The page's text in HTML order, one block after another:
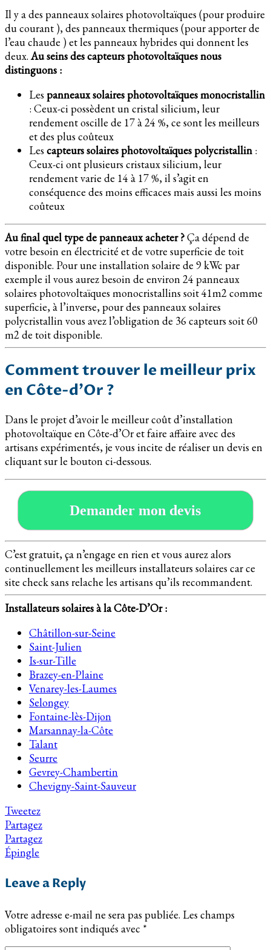
Il y a des panneaux solaires photovoltaïques (pour produire
du courant ), des panneaux thermiques (pour apporter de
l’eau chaude ) et les panneaux hybrides qui donnent les
deux.Au seins des capteurs photovoltaïques nous
distinguons :
Les panneaux solaires photovoltaïques monocristallin
: Ceux-ci possèdent un cristal silicium, leur
rendement oscille de 17 à 24 %, ce sont les meilleurs
et des plus coûteux
Les capteurs solaires photovoltaïques polycristallin :
Ceux-ci ont plusieurs cristaux silicium, leur
rendement varie de 14 à 17 %, il s’agit en
conséquence des moins efficaces mais aussi les moins
coûteux
Au final quel type de panneaux acheter ?Ça dépend de
votre besoin en électricité et de votre superficie de toit
disponible. Pour une installation solaire de 9 kWc par
exemple il vous aurez besoin de environ 24 panneaux
solaires photovoltaïques monocristallins soit 41m2 comme
superficie, à l’inverse, pour des panneaux solaires
polycristallin vous avez l’obligation de 36 capteurs soit 60
m2 de toit disponible.
Comment trouver le meilleur prix
en Côte-d’Or ?
Dans le projet d’avoir le meilleur coût d’installation
photovoltaïque en Côte-d’Or et faire affaire avec des
artisans expérimentés, je vous incite de réaliser un devis en
cliquant sur le bouton ci-dessous.
Demander mon devis
C’est gratuit, ça n’engage en rien et vous aurez alors
continuellement les meilleurs installateurs solaires car ce
site check sans relache les artisans qu’ils recommandent.
Installateurs solaires à laCôte-D’Or:
Châtillon-sur-Seine
Saint-Julien
Is-sur-Tille
Brazey-en-Plaine
Venarey-les-Laumes
Selongey
Fontaine-lès-Dijon
Marsannay-la-Côte
Talant
Seurre
Gevrey-Chambertin
Chevigny-Saint-Sauveur
Tweetez
Partagez
Partagez
Épingle
Leave a Reply
Votre adresse e-mail ne sera pas publiée. Les champs
obligatoires sont indiqués avec *